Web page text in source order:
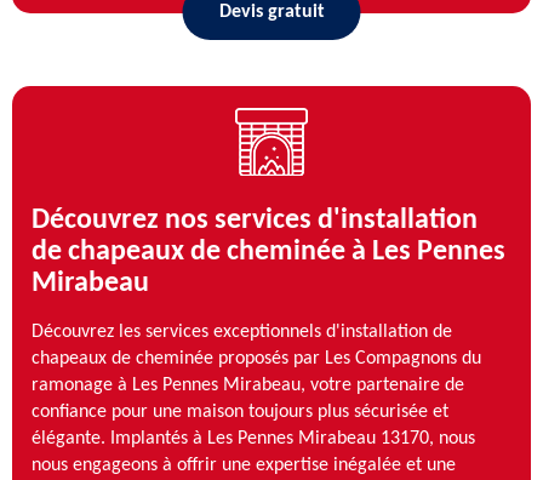
Devis gratuit
Découvrez nos services d'installation
de chapeaux de cheminée à Les Pennes
Mirabeau
Découvrez les services exceptionnels d'installation de
chapeaux de cheminée proposés par Les Compagnons du
ramonage à Les Pennes Mirabeau, votre partenaire de
confiance pour une maison toujours plus sécurisée et
élégante. Implantés à Les Pennes Mirabeau 13170, nous
nous engageons à offrir une expertise inégalée et une